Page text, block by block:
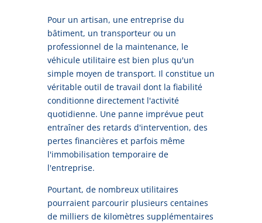
Pour un artisan, une entreprise du
bâtiment, un transporteur ou un
professionnel de la maintenance, le
véhicule utilitaire est bien plus qu'un
simple moyen de transport. Il constitue un
véritable outil de travail dont la fiabilité
conditionne directement l'activité
quotidienne. Une panne imprévue peut
entraîner des retards d'intervention, des
pertes financières et parfois même
l'immobilisation temporaire de
l'entreprise.
Pourtant, de nombreux utilitaires
pourraient parcourir plusieurs centaines
de milliers de kilomètres supplémentaires